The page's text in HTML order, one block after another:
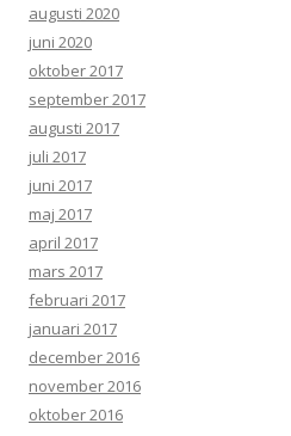
augusti 2020
juni 2020
oktober 2017
september 2017
augusti 2017
juli 2017
juni 2017
maj 2017
april 2017
mars 2017
februari 2017
januari 2017
december 2016
november 2016
oktober 2016